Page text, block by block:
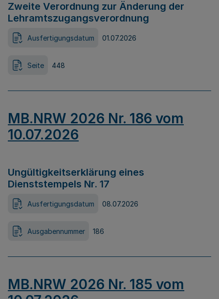
Zweite Verordnung zur Änderung der
Lehramtszugangsverordnung
Ausfertigungsdatum 01.07.2026
Seite 448
MB.NRW 2026 Nr. 186 vom
10.07.2026
Ungültigkeitserklärung eines
Dienststempels Nr. 17
Ausfertigungsdatum 08.07.2026
Ausgabennummer 186
MB.NRW 2026 Nr. 185 vom